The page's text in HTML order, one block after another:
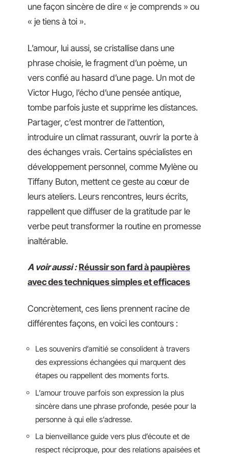
une façon sincère de dire « je comprends » ou
« je tiens à toi ».
L’amour, lui aussi, se cristallise dans une
phrase choisie, le fragment d’un poème, un
vers confié au hasard d’une page. Un mot de
Victor Hugo, l’écho d’une pensée antique,
tombe parfois juste et supprime les distances.
Partager, c’est montrer de l’attention,
introduire un climat rassurant, ouvrir la porte à
des échanges vrais. Certains spécialistes en
développement personnel, comme Mylène ou
Tiffany Buton, mettent ce geste au cœur de
leurs ateliers. Leurs rencontres, leurs écrits,
rappellent que diffuser de la gratitude par le
verbe peut transformer la routine en promesse
inaltérable.
A voir aussi : Réussir son fard à paupières
avec des techniques simples et efficaces
Concrètement, ces liens prennent racine de
différentes façons, en voici les contours :
Les souvenirs d’amitié se consolident à travers
des expressions échangées qui marquent des
étapes ou rappellent des moments forts.
L’amour trouve parfois son expression la plus
sincère dans une phrase profonde, pesée pour la
personne à qui elle s’adresse.
La bienveillance guide vers plus d’écoute et de
respect réciproque, pour des relations apaisées et